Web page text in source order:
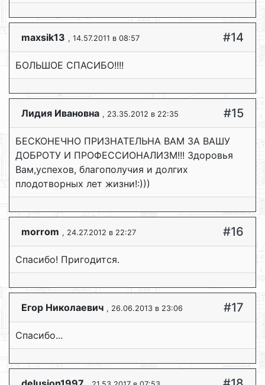
maxsik13 , 14.57.2011 в 08:57 #14
БОЛЬШОЕ СПАСИБО!!!!
Лидия Ивановна , 23.35.2012 в 22:35 #15
БЕСКОНЕЧНО ПРИЗНАТЕЛЬНА ВАМ ЗА ВАШУ
ДОБРОТУ И ПРОФЕССИОНАЛИЗМ!!! Здоровья
Вам,успехов, благополучия и долгих
плодотворных лет жизни!:)))
morrom , 24.27.2012 в 22:27 #16
Спасибо! Пригодится.
Егор Николаевич , 26.06.2013 в 23:06 #17
Спасибо...